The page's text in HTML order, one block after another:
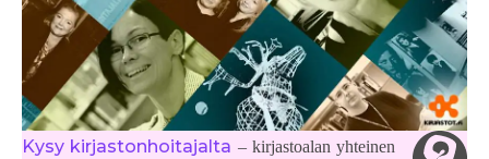
Kysy kirjastonhoitajalta – kirjastoalan yhteinen